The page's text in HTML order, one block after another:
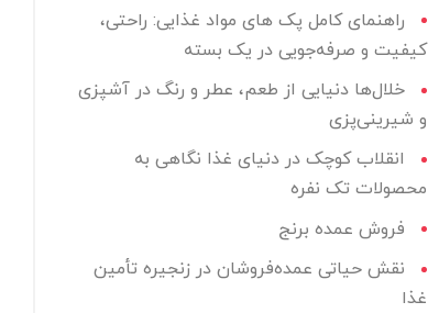
راهنمای کامل پک های مواد غذایی: راحتی،
کیفیت و صرفه‌جویی در یک بسته
خلال‌ها دنیایی از طعم، عطر و رنگ در آشپزی
و شیرینی‌پزی
انقلاب کوچک در دنیای غذا نگاهی به
محصولات تک نفره
فروش عمده برنج
نقش حیاتی عمده‌فروشان در زنجیره تأمین
غذا